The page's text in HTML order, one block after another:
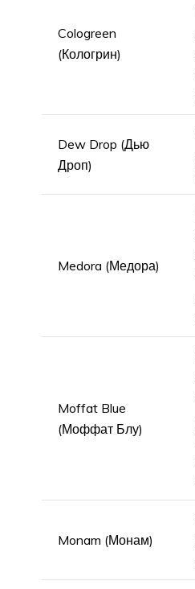
Cologreen
(Кологрин)
Dew Drop (Дью
Дроп)
Medora (Медора)
Moffat Blue
(Моффат Блу)
Monam (Монам)